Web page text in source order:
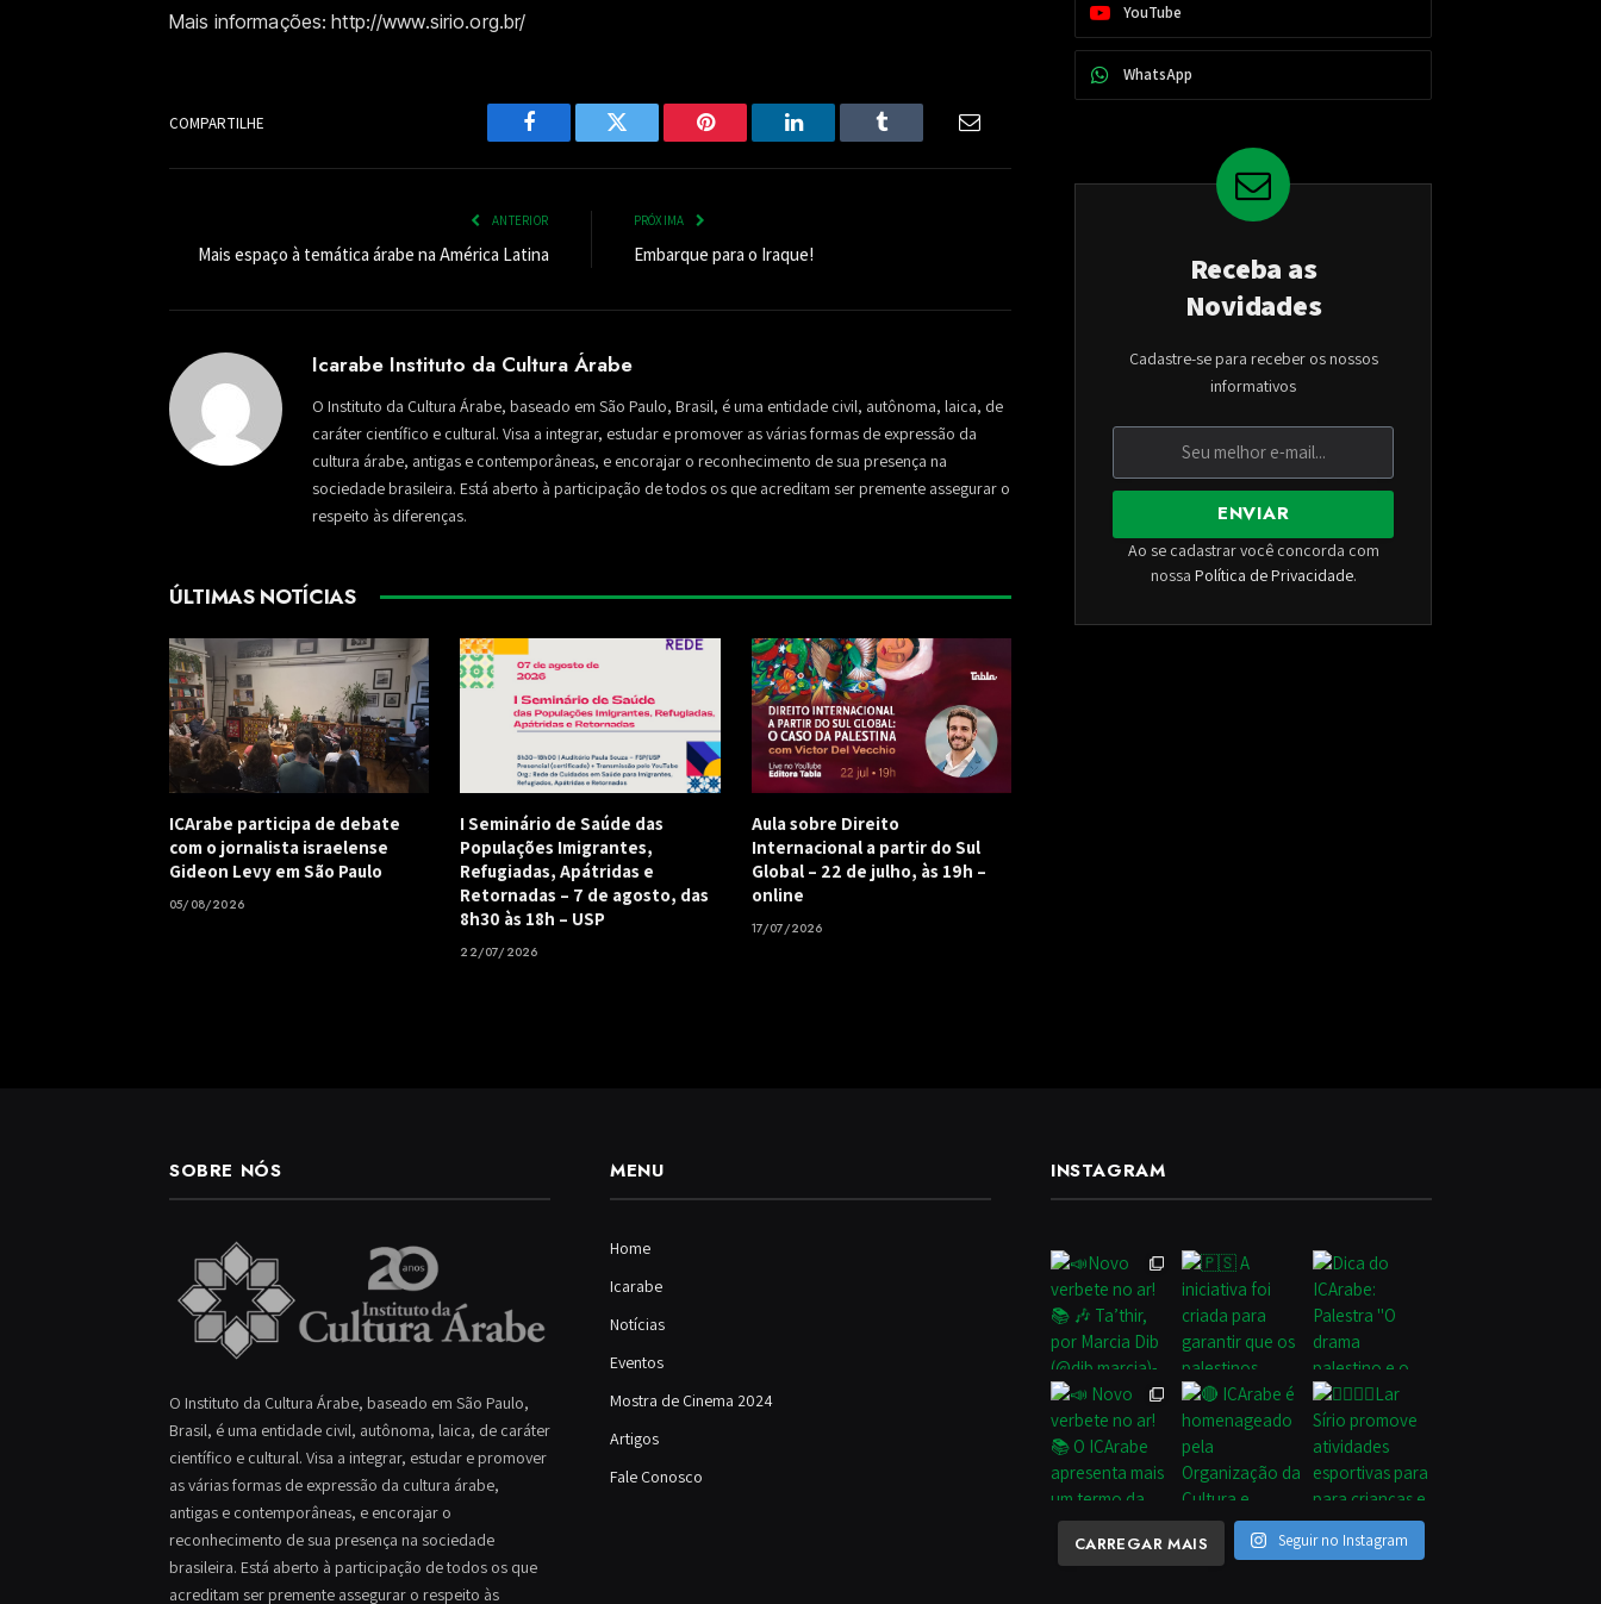
Mais informações: http://www.sirio.org.br/
COMPARTILHE
Facebook Twitter Pinterest LinkedIn Tumblr
ANTERIOR
Mais espaço à temática árabe na América Latina
PRÓXIMA
Embarque para o Iraque!
Icarabe Instituto da Cultura Árabe
O Instituto da Cultura Árabe, baseado em São Paulo, Brasil, é uma entidade civil, autônoma, laica, de
caráter científico e cultural. Visa a integrar, estudar e promover as várias formas de expressão da
cultura árabe, antigas e contemporâneas, e encorajar o reconhecimento de sua presença na
sociedade brasileira. Está aberto à participação de todos os que acreditam ser premente assegurar o
respeito às diferenças.
ÚLTIMAS NOTÍCIAS
ICArabe participa de debate
com o jornalista israelense
Gideon Levy em São Paulo
05/08/2026
I Seminário de Saúde das
Populações Imigrantes,
Refugiadas, Apátridas e
Retornadas – 7 de agosto, das
8h30 às 18h – USP
22/07/2026
Aula sobre Direito
Internacional a partir do Sul
Global – 22 de julho, às 19h –
online
17/07/2026
YouTube
WhatsApp
Receba as
Novidades
Cadastre-se para receber os nossos
informativos
ENVIAR
Ao se cadastrar você concorda com
nossa Política de Privacidade.
SOBRE NÓS
O Instituto da Cultura Árabe, baseado em São Paulo,
Brasil, é uma entidade civil, autônoma, laica, de caráter
científico e cultural. Visa a integrar, estudar e promover
as várias formas de expressão da cultura árabe,
antigas e contemporâneas, e encorajar o
reconhecimento de sua presença na sociedade
brasileira. Está aberto à participação de todos os que
acreditam ser premente assegurar o respeito às
MENU
Home
Icarabe
Notícias
Eventos
Mostra de Cinema 2024
Artigos
Fale Conosco
INSTAGRAM
CARREGAR MAIS Seguir no Instagram